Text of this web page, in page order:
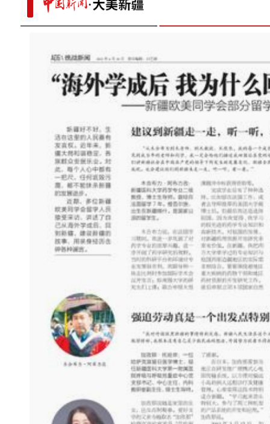
新疆兵团订单辣椒喜丰收